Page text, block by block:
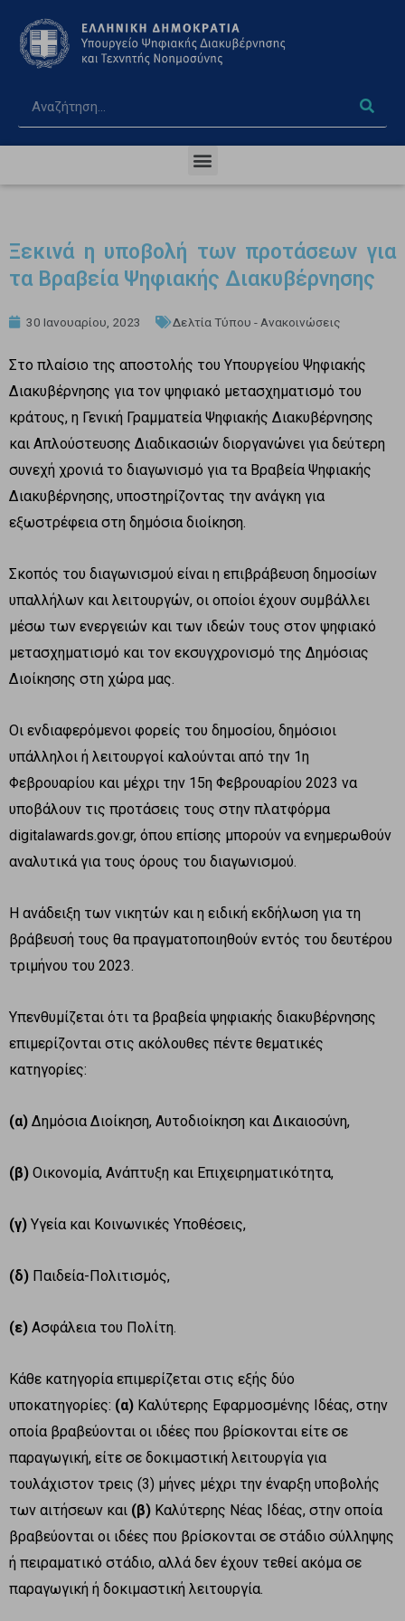
Ξεκινά η υποβολή των προτάσεων για
τα Βραβεία Ψηφιακής Διακυβέρνησης
30 Ιανουαρίου, 2023 Δελτία Τύπου - Ανακοινώσεις
Στο πλαίσιο της αποστολής του Υπουργείου Ψηφιακής
Διακυβέρνησης για τον ψηφιακό μετασχηματισμό του
κράτους, η Γενική Γραμματεία Ψηφιακής Διακυβέρνησης
και Απλούστευσης Διαδικασιών διοργανώνει για δεύτερη
συνεχή χρονιά το διαγωνισμό για τα Βραβεία Ψηφιακής
Διακυβέρνησης, υποστηρίζοντας την ανάγκη για
εξωστρέφεια στη δημόσια διοίκηση.
Σκοπός του διαγωνισμού είναι η επιβράβευση δημοσίων
υπαλλήλων και λειτουργών, οι οποίοι έχουν συμβάλλει
μέσω των ενεργειών και των ιδεών τους στον ψηφιακό
μετασχηματισμό και τον εκσυγχρονισμό της Δημόσιας
Διοίκησης στη χώρα μας.
Οι ενδιαφερόμενοι φορείς του δημοσίου, δημόσιοι
υπάλληλοι ή λειτουργοί καλούνται από την 1η
Φεβρουαρίου και μέχρι την 15η Φεβρουαρίου 2023 να
υποβάλουν τις προτάσεις τους στην πλατφόρμα
digitalawards.gov.gr, όπου επίσης μπορούν να ενημερωθούν
αναλυτικά για τους όρους του διαγωνισμού.
Η ανάδειξη των νικητών και η ειδική εκδήλωση για τη
βράβευσή τους θα πραγματοποιηθούν εντός του δευτέρου
τριμήνου του 2023.
Υπενθυμίζεται ότι τα βραβεία ψηφιακής διακυβέρνησης
επιμερίζονται στις ακόλουθες πέντε θεματικές
κατηγορίες:
(α) Δημόσια Διοίκηση, Αυτοδιοίκηση και Δικαιοσύνη,
(β) Οικονομία, Ανάπτυξη και Επιχειρηματικότητα,
(γ) Υγεία και Κοινωνικές Υποθέσεις,
(δ) Παιδεία-Πολιτισμός,
(ε) Ασφάλεια του Πολίτη.
Κάθε κατηγορία επιμερίζεται στις εξής δύο
υποκατηγορίες: (α) Καλύτερης Εφαρμοσμένης Ιδέας, στην
οποία βραβεύονται οι ιδέες που βρίσκονται είτε σε
παραγωγική, είτε σε δοκιμαστική λειτουργία για
τουλάχιστον τρεις (3) μήνες μέχρι την έναρξη υποβολής
των αιτήσεων και (β) Καλύτερης Νέας Ιδέας, στην οποία
βραβεύονται οι ιδέες που βρίσκονται σε στάδιο σύλληψης
ή πειραματικό στάδιο, αλλά δεν έχουν τεθεί ακόμα σε
παραγωγική ή δοκιμαστική λειτουργία.